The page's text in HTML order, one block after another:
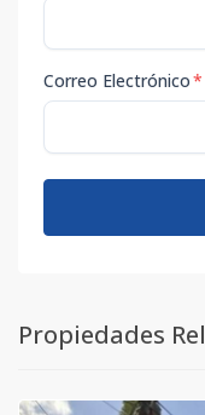
Correo Electrónico*
Propiedades